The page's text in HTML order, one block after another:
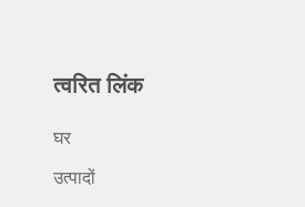
त्वरित लिंक
घर
उत्पादों